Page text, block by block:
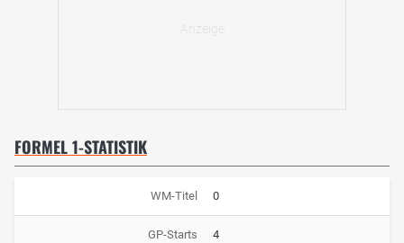
FORMEL 1-STATISTIK
WM-Titel 0
GP-Starts 4